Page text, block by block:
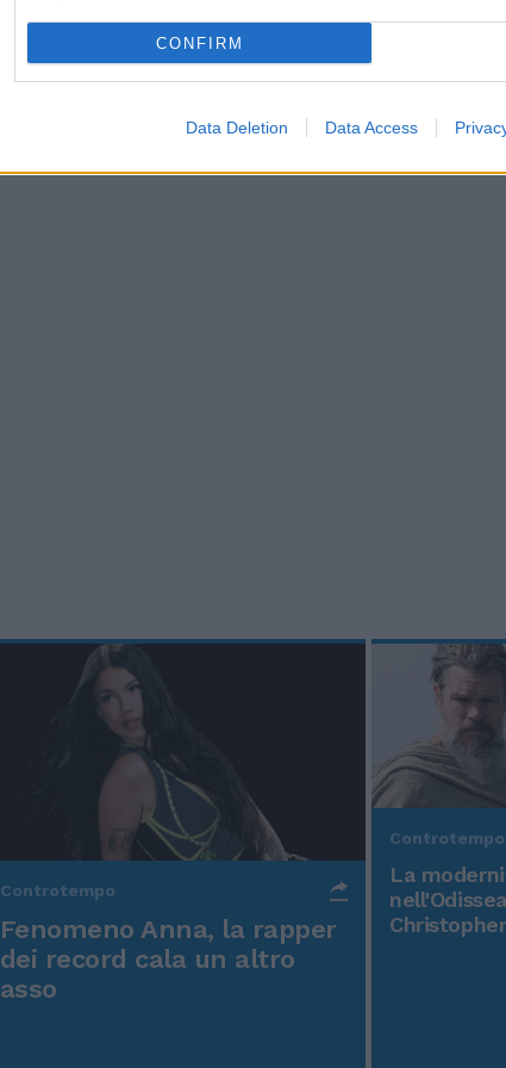
CONFIRM
Data Deletion Data Access
Controtempo
Fenomeno Anna, la rapper
dei record cala un altro
asso
Controtempo
La